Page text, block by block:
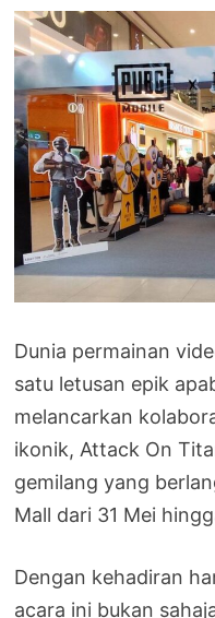
Dunia permainan
satu letusan epik
melancarkan
ikonik, Attack On
gemilang yang
Mall dari 31 Mei
Dengan kehadiran
acara ini bukan